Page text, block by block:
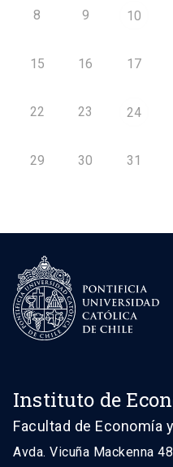
8 9 10
15 16 17
22 23 24
29 30 31
Instituto de
Facultad de Economía
Avda. Vicuña Mackenna